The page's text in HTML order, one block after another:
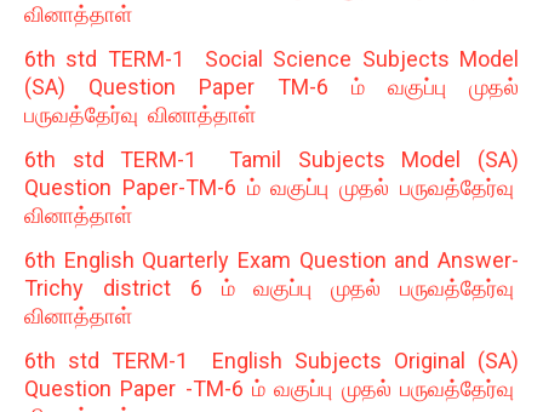
வினாத்தாள்
6th std TERM-1 Social Science Subjects Model
(SA) Question Paper TM-6 ம் வகுப்பு முதல்
பருவத்தேர்வு வினாத்தாள்
6th std TERM-1 Tamil Subjects Model (SA)
Question Paper-TM-6 ம் வகுப்பு முதல் பருவத்தேர்வு
வினாத்தாள்
6th English Quarterly Exam Question and Answer-
Trichy district 6 ம் வகுப்பு முதல் பருவத்தேர்வு
வினாத்தாள்
6th std TERM-1 English Subjects Original (SA)
Question Paper -TM-6 ம் வகுப்பு முதல் பருவத்தேர்வு